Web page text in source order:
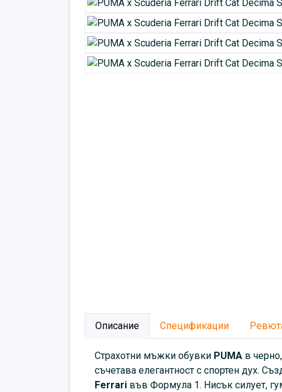
Описание Спецификации
Страхотни мъжки обувки PUMA в
съчетава елегантност с спортен дух.
Ferrari във Формула 1. Нисък силует,